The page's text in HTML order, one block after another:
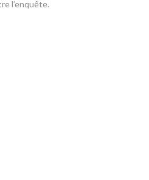
l’enquête.